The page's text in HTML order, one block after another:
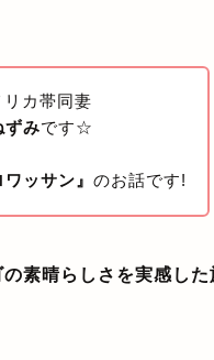
リカ帯同妻
ずみです☆
ワッサン』のお話です!
素晴らしさを実感した